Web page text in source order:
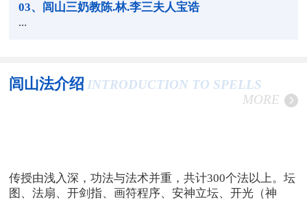
03、闾山三奶教陈.林.李三夫人宝诰
...
闾山法介绍 INTRODUCTION TO SPELLS
MORE
传授由浅入深，功法与法术并重，共计300个法以上。坛
图、法扇、开剑指、画符程序、安神立坛、开光（神